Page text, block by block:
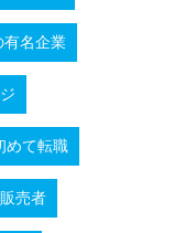
有名企業
めて転職
売者